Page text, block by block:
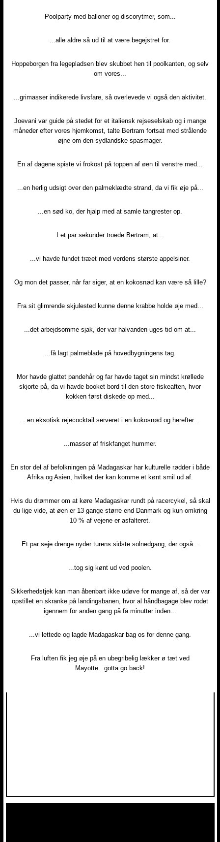
Poolparty med balloner og discorytmer, som...​
...alle aldre så ud til at være begejstret for.​
Hoppeborgen fra legepladsen blev skubbet hen til poolkanten, og selv
om vores...​
...grimasser indikerede livsfare, så overlevede vi også den aktivitet.​
Joevani var guide på stedet for et italiensk rejseselskab og i mange
måneder efter vores hjemkomst, talte Bertram fortsat med strålende
øjne om den sydlandske spasmager.​
​En af dagene spiste vi frokost på toppen af øen til venstre med...
...en herlig udsigt over den palmeklædte strand, da vi fik øje på...​​
...en sød ko, der hjalp med at samle tangrester op.
I et par sekunder troede Bertram, at...
...vi havde fundet træet med verdens største appelsiner.
Og mon det passer, når far siger, at en kokosnød kan være så lille?
Fra sit glimrende skjulested kunne denne krabbe holde øje med...
...det arbejdsomme sjak, der var halvanden uges tid om at...
...få lagt palmeblade på hovedbygningens tag.
Mor havde glattet pandehår og far havde taget sin mindst krøllede
skjorte på, da vi havde booket bord til den store fiskeaften, hvor
kokken først diskede op med...
...en eksotisk rejecocktail serveret i en kokosnød og herefter...
...masser af friskfanget hummer.
En stor del af befolkningen på Madagaskar har kulturelle rødder i både
Afrika og Asien, hvilket der kan komme et kønt smil ud af.
Hvis du drømmer om at køre Madagaskar rundt på racercykel, så skal
du lige vide, at øen er 13 gange større end Danmark og kun omkring
10 % af vejene er asfalteret.
Et par seje drenge nyder turens sidste solnedgang, der også...
...tog sig kønt ud ved poolen.
Sikkerhedstjek kan man åbenbart ikke udøve for mange af, så der var
opstillet en skranke på landingsbanen, hvor al håndbagage blev rodet
igennem for anden gang på få minutter inden...
...vi lettede og lagde Madagaskar bag os for denne gang.
Fra luften fik jeg øje på en ubegribelig lækker ø tæt ved
Mayotte...gotta go back!